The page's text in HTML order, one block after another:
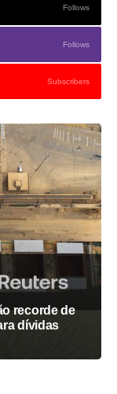
Follows
Follows
Subscribers
recorde de
dívidas